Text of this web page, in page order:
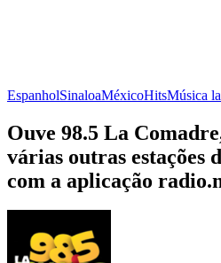
EspanholSinaloaMéxicoHitsMúsica
Ouve 98.5 La
várias outras estações
com a aplicação